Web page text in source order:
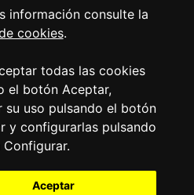
información consulte la
cookies.
todas las cookies
el botón Aceptar,
su uso pulsando el botón
y configurarlas pulsando
Aceptar